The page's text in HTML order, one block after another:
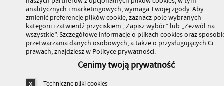
analitycznych i marketingowych, wymaga Twojej zgody. Aby
zmienić preferencje plików cookie, zaznacz pole wybranych
kategorii i zatwierdź przyciskiem „Zapisz wybór” lub „Zezwól na
wszystkie”. Szczegółowe informacje o plikach cookies oraz
przetwarzania danych osobowych, a także o przysługujących Ci
prawach, znajdziesz w Polityce prywatności.
Cenimy twoją prywatność
Techniczne pliki cookies